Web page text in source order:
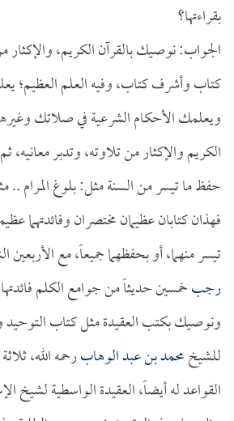
بقراءتها؟
الجواب: نوصيك بالقرآن الكريم، والإكثار
كتاب وأشرف كتاب، وفيه العلم العظيم؛
ويعلمك الأحكام الشرعية في صلاتك
الكريم والإكثار من تلاوته، وتدبر
حفظ ما تيسر من السنة مثل: بلوغ المرام
فهذان كتابان عظيمان مختصران وفائدتهما
تيسر منهما، أو بحفظهما جميعاً، مع الأربعين
رجبخمسين حديثاً من جوامع الكلم
ونوصيك بكتب العقيدة مثل كتاب
للشيخمحمد بن عبد الوهابرحمه الله،
القواعد له أيضاً، العقيدة الواسطية لشيخ